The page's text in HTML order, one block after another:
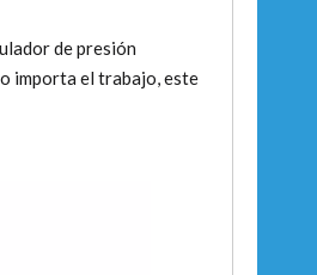
de presión
importa el trabajo, este